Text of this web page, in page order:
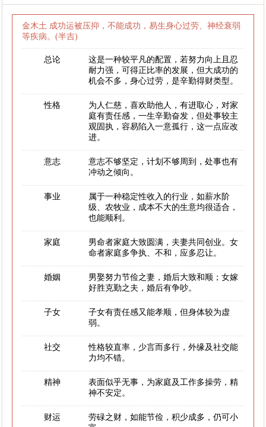
金木土 成功运被压抑，不能成功，易生身心过劳、神经衰弱
等疾病。(半吉)
总论
这是一种较平凡的配置，若努力向上且忍
耐力强，可得正比率的发展，但大成功的
机会不多，身心过劳，是辛勤得财类型。
性格
为人仁慈，喜欢助他人，有进取心，对家
庭有责任感，一生辛勤奋发，但处事较主
观固执，容易陷入一意孤行，这一点应改
进。
意志
意志不够坚定，计划不够周到，处事也有
冲动之倾向。
事业
属于一种稳定性收入的行业，如薪水阶
级、农牧业，成本不大的生意均很适合，
也能顺利。
家庭
男命者家庭大致圆满，夫妻共同创业。女
命者家庭多争执、不和，应多忍让。
婚姻
男娶努力节俭之妻，婚后大致和顺；女嫁
好胜克勤之夫，婚后有争吵。
子女
子女有责任感又能孝顺，但身体较为虚
弱。
社交
性格较直率，少言而多行，外缘及社交能
力均不错。
精神
表面似乎无事，为家庭及工作多操劳，精
神不安定。
财运
劳碌之财，如能节俭，积少成多，仍可小